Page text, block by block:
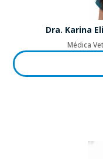
Dra. Karina
Médica